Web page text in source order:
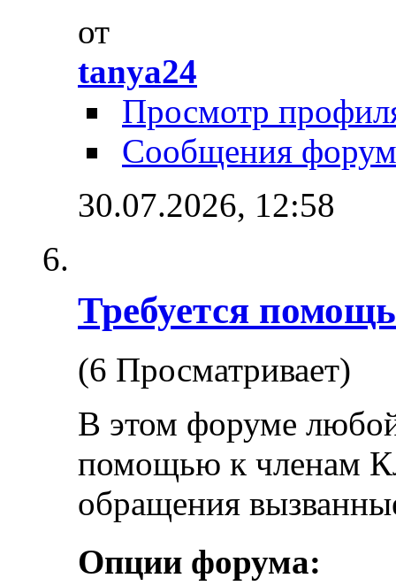
от
tanya24
Просмотр
Сообщения
30.07.2026, 12:58
Требуется помощь
(6 Просматривает)
В этом форуме
помощью к членам
обращения
Опции форума: